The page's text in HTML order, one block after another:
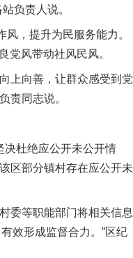
负责人说。
，提升为民服务能力。
党风带动社风民风。
上向善，让群众感受到党
责同志说。
杜绝应公开未公开情
区部分镇村存在应公开未
委等职能部门将相关信息
效形成监督合力。”区纪